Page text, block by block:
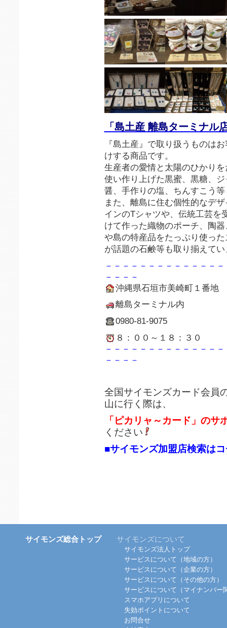
「島土産 離島ターミナル
『島土産』で取り扱うものは
けする商品です。
生産者の愛情と太陽のひかり
使い作り上げた黒蜜、黒糖、
醤、手作りの塩、ちんすこう等
また、離島に住む個性的なデ
インのTシャツや、伝統工芸を
けて作った織物のポーチ、陶
や島の特産品をたっぷり使っ
が話題の石鹸等も取り揃えてい
－－－－－－－－－－－－－
－－－－
沖縄県石垣市美崎町１番地
離島ターミナル内
0980-81-9075
８：００～１８：３０
－－－－－－－－－－－－－
－－－－
全国サイモンズカード会員
山に行く際は、
「ピカリャ～カード」のサ
ください
■サイモンズ加盟店検索は
サイモンズ総合トップ サイモンズについて
サイモンズ法人トップ
サービスについて（地域の方）
サービスについて（企業の方）
サービスについて（その他の方）
サービスについて（マイナンバー
スマホアプリについて
失効ポイントについて
お問合せ